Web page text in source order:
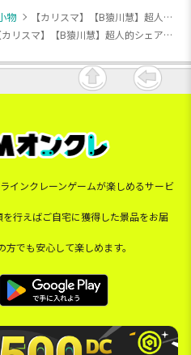
物
【カリスマ】【B猿川慧】超人的シェアハウスストーリー『カリスマ』 ちびぐるみ～カリスマワールド～vol.2
【カリスマ】【B猿川慧】超人的シェアハウスストーリー『カリスマ』 ちびぐるみ～カリスマワールド～vol.2
インクレーンゲームが楽しめるサービ
行えばご自宅に獲得した景品をお届
でも安心して楽しめます。